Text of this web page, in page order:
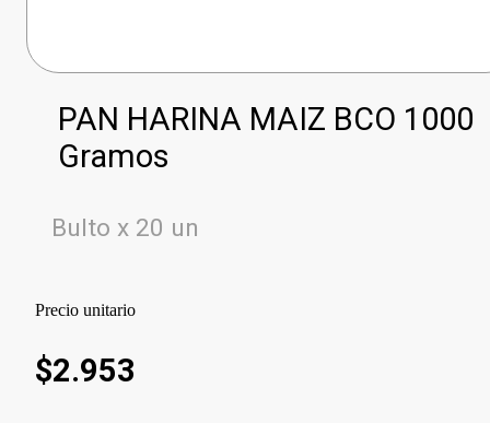
PAN HARINA MAIZ BCO 1000
Gramos
Bulto x 20 un
Precio unitario
$2.953